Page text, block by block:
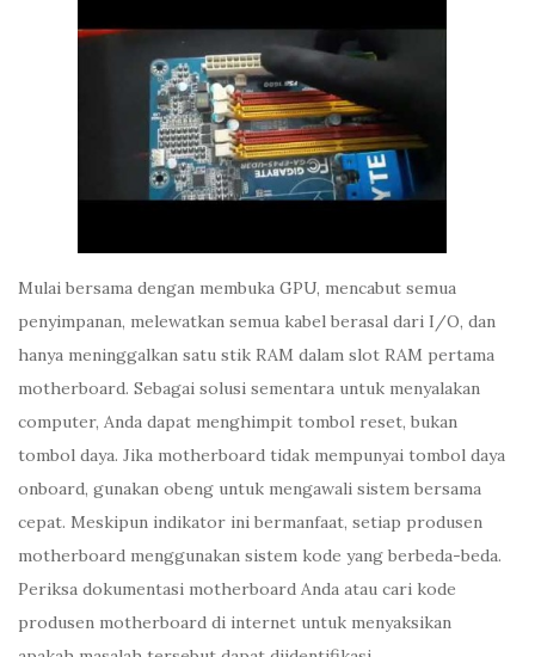
Mulai bersama dengan membuka GPU, mencabut semua
penyimpanan, melewatkan semua kabel berasal dari I/O, dan
hanya meninggalkan satu stik RAM dalam slot RAM pertama
motherboard. Sebagai solusi sementara untuk menyalakan
computer, Anda dapat menghimpit tombol reset, bukan
tombol daya. Jika motherboard tidak mempunyai tombol daya
onboard, gunakan obeng untuk mengawali sistem bersama
cepat. Meskipun indikator ini bermanfaat, setiap produsen
motherboard menggunakan sistem kode yang berbeda-beda.
Periksa dokumentasi motherboard Anda atau cari kode
produsen motherboard di internet untuk menyaksikan